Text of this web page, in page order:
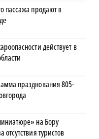
пассажа продают в
действует в
празднования 805-
на Бору
отсутствия туристов